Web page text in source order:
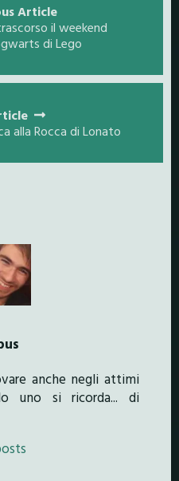
Article
il weekend
di Lego
alla Rocca di Lonato
anche negli attimi
uno si ricorda... di